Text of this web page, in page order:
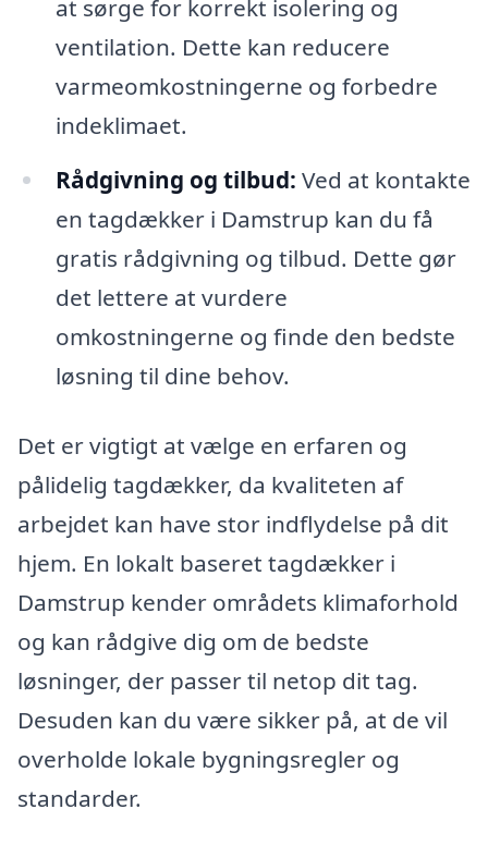
at sørge for korrekt isolering og
ventilation. Dette kan reducere
varmeomkostningerne og forbedre
indeklimaet.
Rådgivning og tilbud: Ved at kontakte
en tagdækker i Damstrup kan du få
gratis rådgivning og tilbud. Dette gør
det lettere at vurdere
omkostningerne og finde den bedste
løsning til dine behov.
Det er vigtigt at vælge en erfaren og
pålidelig tagdækker, da kvaliteten af
arbejdet kan have stor indflydelse på dit
hjem. En lokalt baseret tagdækker i
Damstrup kender områdets klimaforhold
og kan rådgive dig om de bedste
løsninger, der passer til netop dit tag.
Desuden kan du være sikker på, at de vil
overholde lokale bygningsregler og
standarder.